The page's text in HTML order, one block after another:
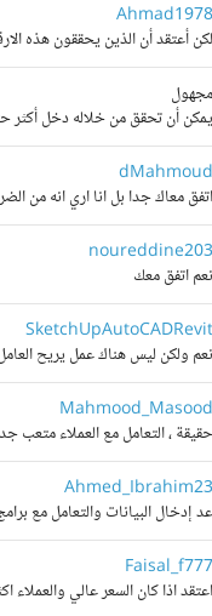
Ahmad1978
مجهول
يمكن أن تحقق من خلاله دخل أكثر
dMahmoud
noureddine203
نعم اتفق معك
SketchUpAutoCADRevit
نعم ولكن ليس هناك عمل يريح
Mahmood_Masood
Ahmed_Ibrahim23
Faisal_f777
اعتقد اذا كان السعر عالي والعملاء